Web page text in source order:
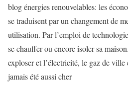
blog énergies renouvelables: les
se traduisent par un changement de
utilisation. Par l’emploi de
se chauffer ou encore isoler sa
exploser et l’électricité, le gaz de
jamais été aussi cher